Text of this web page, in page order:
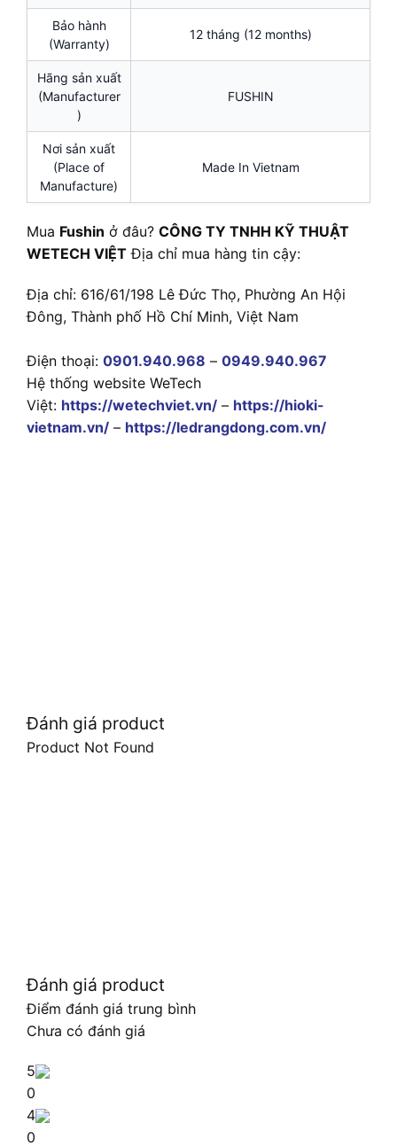
Bảo hành
(Warranty)
12 tháng (12 months)
Hãng sản xuất
(Manufacturer
)
FUSHIN
Nơi sản xuất
(Place of
Manufacture)
Made In Vietnam
Mua Fushin ở đâu? CÔNG TY TNHH KỸ THUẬT
WETECH VIỆT Địa chỉ mua hàng tin cậy:
Địa chỉ: 616/61/198 Lê Đức Thọ, Phường An Hội
Đông, Thành phố Hồ Chí Minh, Việt Nam
Điện thoại: 0901.940.968 – 0949.940.967
Hệ thống website WeTech
Việt: https://wetechviet.vn/ – https://hioki-
vietnam.vn/ – https://ledrangdong.com.vn/
Đánh giá product
Product Not Found
Đánh giá product
Điểm đánh giá trung bình
Chưa có đánh giá
5
0
4
0